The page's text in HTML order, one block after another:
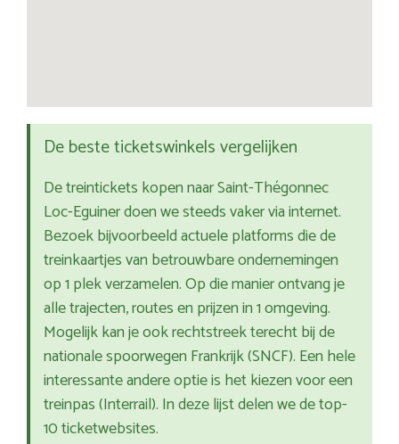
De beste ticketswinkels vergelijken
De treintickets kopen naar Saint-Thégonnec
Loc-Eguiner doen we steeds vaker via internet.
Bezoek bijvoorbeeld actuele platforms die de
treinkaartjes van betrouwbare ondernemingen
op 1 plek verzamelen. Op die manier ontvang je
alle trajecten, routes en prijzen in 1 omgeving.
Mogelijk kan je ook rechtstreek terecht bij de
nationale spoorwegen Frankrijk (SNCF). Een hele
interessante andere optie is het kiezen voor een
treinpas (Interrail). In deze lijst delen we de top-
10 ticketwebsites.